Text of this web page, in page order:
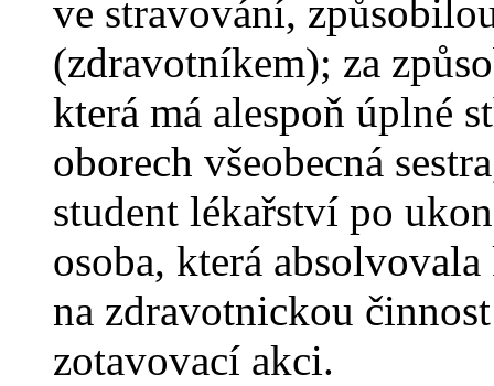
ve stravování,
(zdravotníkem); za
která má alespoň úplné
oborech všeobecná
student lékařství po
osoba, která
na zdravotnickou
zotavovací akci.